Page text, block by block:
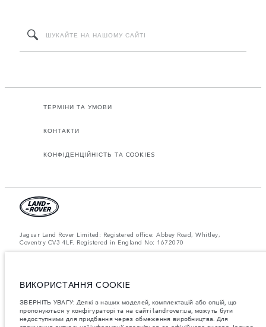
ТЕРМІНИ ТА УМОВИ
КОНТАКТИ
КОНФІДЕНЦІЙНІСТЬ ТА COOKIES
Jaguar Land Rover Limited: Registered office: Abbey Road, Whitley,
Coventry CV3 4LF. Registered in England No: 1672070
отримання актуальної інформації зверніться до офіційного дилера
Jaguar Land Rover в Україні.
Важливе зауваження щодо зображень та специфікацій.Глобальний
дефіцит напівпровідників наразі впливає на специфікації збірки,
доступність опцій і терміни виготовлення автомобілів. Це дуже
ВИКОРИСТАННЯ COOKIE
ЗВЕРНІТЬ УВАГУ: Деякі з наших моделей, комплектацій або опцій, що
пропонуються у конфігураторі та на сайті landrover.ua, можуть бути
недоступними для придбання через обмеження виробництва. Для